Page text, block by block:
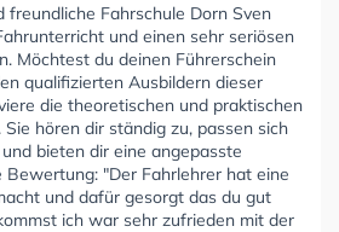
freundliche Fahrschule Dorn Sven
und einen sehr seriösen
Möchtest du deinen Führerschein
qualifizierten Ausbildern dieser
die theoretischen und praktischen
hören dir ständig zu, passen sich
bieten dir eine angepasste
"Der Fahrlehrer hat eine
und dafür gesorgt das du gut
ich war sehr zufrieden mit der